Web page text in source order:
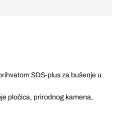
SDS-plus za bušenje u
pločica, prirodnog kamena,